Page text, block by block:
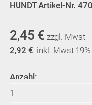
HUNDT Artikel-Nr.
2,45 € zzgl. Mwst
2,92 € inkl. Mwst 19%
Anzahl:
Plastik-